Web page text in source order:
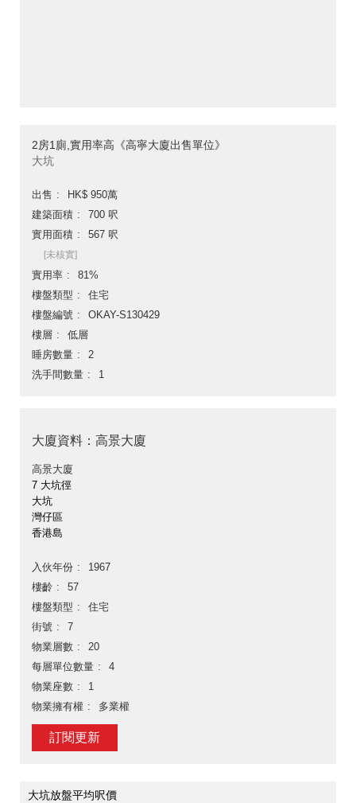
2房1廁,實用率高《高寧大廈出售單位》
大坑
出售
HK$ 950萬
建築面積
700 呎
實用面積
567 呎
[未核實]
實用率
81%
樓盤類型
住宅
樓盤編號
OKAY-S130429
樓層
低層
睡房數量
2
洗手間數量
1
大廈資料：高景大廈
高景大廈
7 大坑徑
大坑
灣仔區
香港島
入伙年份
1967
樓齡
57
樓盤類型
住宅
街號
7
物業層數
20
每層單位數量
4
物業座數
1
物業擁有權
多業權
訂閱更新
大坑放盤平均呎價